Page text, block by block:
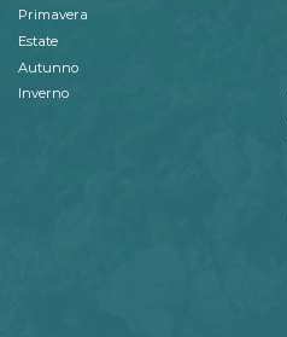
Primavera
Estate
Autunno
Inverno